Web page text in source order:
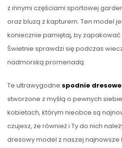
z innymi częściami sportowej
oraz bluzą z kapturem. Ten model
koniecznie pamiętaj, by
Świetnie sprawdzi się podczas
nadmorską promenadą.
Te ultrawygodne spodnie
stworzone z myślą o pewnych
kobietach, którym nieobce są
czujesz, że również i Ty do nich
dresowy model z naszej najnowsze